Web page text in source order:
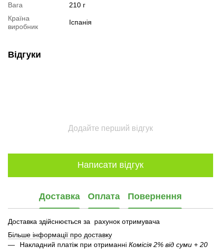
Вага
210 г
Країна
виробник
Іспанія
Відгуки
Додайте перший відгук
Написати відгук
Доставка Оплата Повернення
Доставка здійснюється за рахунок отримувача
Більше інформації про доставку
Накладний платіж при отриманні Комісія 2% від суми + 20